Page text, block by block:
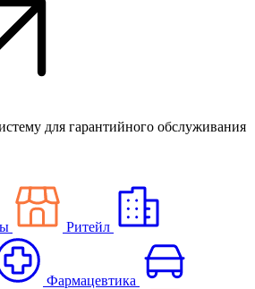
для гарантийного обслуживания
Ритейл
Фармацевтика